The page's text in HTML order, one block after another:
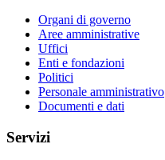
Organi di governo
Aree amministrative
Uffici
Enti e fondazioni
Politici
Personale amministrativo
Documenti e dati
Servizi